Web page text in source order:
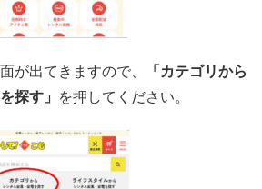
が出てきますので、
「カテゴリから
探す」
を押してください。